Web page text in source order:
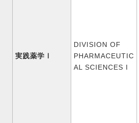
実践薬学Ⅰ
DIVISION OF
PHARMACEUTIC
AL SCIENCES I